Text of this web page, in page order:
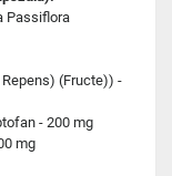
Passiflora
(Fructe)) -
- 200 mg
mg